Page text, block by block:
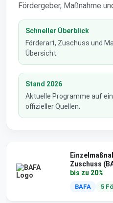
Fördergeber, Maßnahme
Schneller Überblick
Förderart, Zuschuss und
Übersicht.
Stand 2026
Aktuelle Programme auf
offizieller Quellen.
Zuschuss
bis zu 20%
BAFA 5